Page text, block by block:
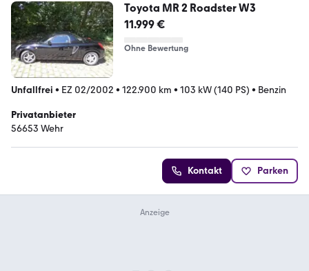
Toyota MR 2 Roadster W3
11.999 €
Ohne Bewertung
Unfallfrei • EZ 02/2002 • 122.900 km • 103 kW (140 PS) • Benzin
Privatanbieter
56653 Wehr
Kontakt Parken